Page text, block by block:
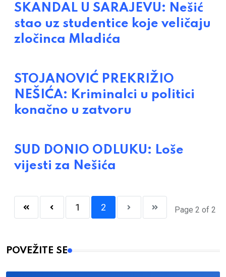
SKANDAL U SARAJEVU: Nešić
stao uz studentice koje veličaju
zločinca Mladića
STOJANOVIĆ PREKRIŽIO
NEŠIĆA: Kriminalci u politici
konačno u zatvoru
SUD DONIO ODLUKU: Loše
vijesti za Nešića
Page 2 of 2
1 2
POVEŽITE SE